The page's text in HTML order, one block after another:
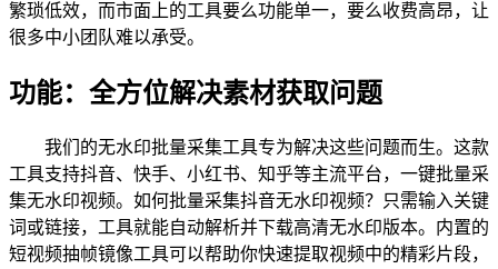
繁琐低效，而市面上的工具要么功能单一，要么收费高昂，让
很多中小团队难以承受。
功能：全方位解决素材获取问题
我们的无水印批量采集工具专为解决这些问题而生。这款
工具支持抖音、快手、小红书、知乎等主流平台，一键批量采
集无水印视频。如何批量采集抖音无水印视频？只需输入关键
词或链接，工具就能自动解析并下载高清无水印版本。内置的
短视频抽帧镜像工具可以帮助你快速提取视频中的精彩片段，